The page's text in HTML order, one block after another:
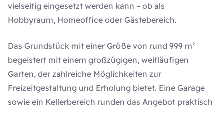
vielseitig eingesetzt werden kann – ob als
Hobbyraum, Homeoffice oder Gästebereich.
Das Grundstück mit einer Größe von rund 999 m²
begeistert mit einem großzügigen, weitläufigen
Garten, der zahlreiche Möglichkeiten zur
Freizeitgestaltung und Erholung bietet. Eine Garage
sowie ein Kellerbereich runden das Angebot praktisch
Schlafzimmer
Badezimmer
Terrassen
Energiebedarf
428,7 kWh/(m²·a)
H